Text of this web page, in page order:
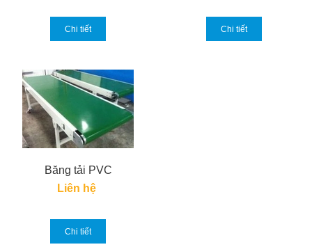
Chi tiết Chi tiết
Băng tải PVC
Liên hệ
Chi tiết